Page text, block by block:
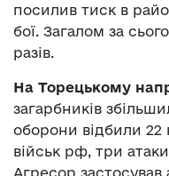
посилив тиск в
бої. Загалом за
разів.
На Торецькому
загарбників
оборони відбили 22
військ рф, три
Агресор застосував